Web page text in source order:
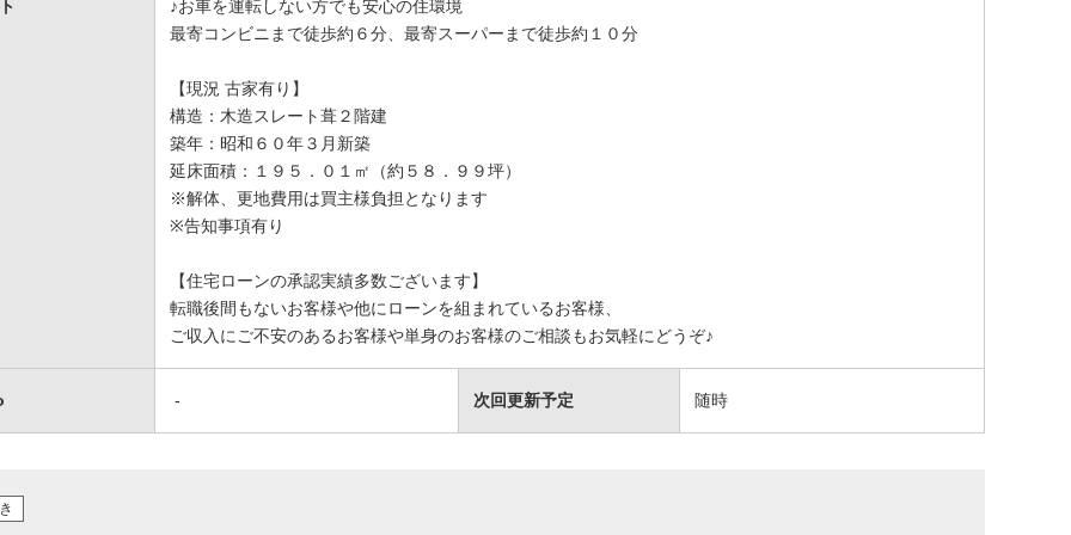
♪お車を運転しない方でも安心の住環境
最寄コンビニまで徒歩約６分、最寄スーパーまで徒歩約１０分
【現況 古家有り】
構造：木造スレート葺２階建
築年：昭和６０年３月新築
延床面積：１９５．０１㎡（約５８．９９坪）
※解体、更地費用は買主様負担となります
※告知事項有り
【住宅ローンの承認実績多数ございます】
転職後間もないお客様や他にローンを組まれているお客様、
ご収入にご不安のあるお客様や単身のお客様のご相談もお気軽にどうぞ♪
- 次回更新予定 随時